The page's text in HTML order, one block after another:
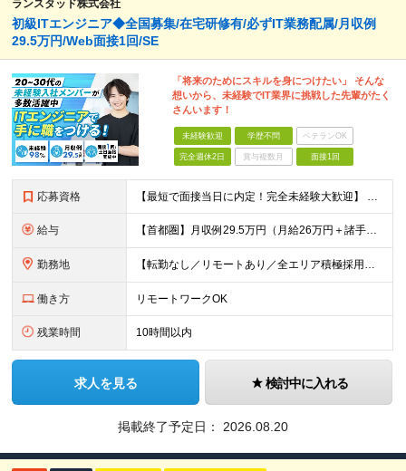
ランスタッド株式会社
初級ITエンジニア◆全国募集/在宅研修有/必ずIT業務配属/月収例
29.5万円/Web面接1回/SE
「将来のためにスキルを身につけたい」 そんな
想いから、未経験でIT業界に挑戦した先輩がたく
さんいます！
未経験歓迎 学歴不問 ベテランOK
完全週休2日 賞与複数月 面接1回
応募資格 【最短で面接当日に内定！完全未経験大歓迎】 ・業種／職種未経験歓迎 ・社会人デビュー、第二新卒、既卒者大歓迎 ・学歴不問（文系、理系不問） ・20代～30代、男女問わず活躍中 ・服装、髪色自由 ・明確
給与 【首都圏】月収例29.5万円（月給26万円＋諸手当） 【東海・関西】月収例28.5万円（月給25万円＋諸手当） 【九州】月収例26万円（月給23万円＋諸手当） ※経験・スキル・前職給与を踏まえ、総合
勤務地 【転勤なし／リモートあり／全エリア積極採用中】 ・大手企業のプロジェクトが中心 ・勤務エリアは希望を考慮し決定 ・研修はリモートメインで実施します ・U&Iターンの方も大歓迎◎ ＜主なエリア＞ ■首
働き方 リモートワークOK
残業時間 10時間以内
求人を見る 検討中に入れる
掲載終了予定日： 2026.08.20